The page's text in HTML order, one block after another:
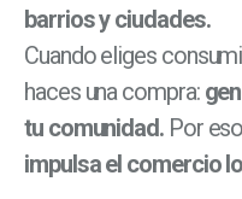
barrios y ciudades.
Cuando eliges
haces una compra:
tu comunidad.Por
impulsa el comercio